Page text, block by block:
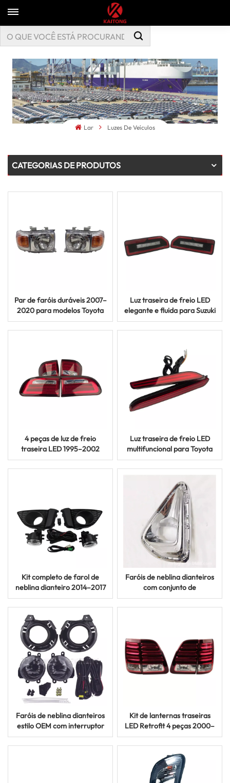
Lar Luzes De Veículos
CATEGORIAS DE PRODUTOS
Par de faróis duráveis ​​2007–
2020 para modelos Toyota
Land Cruiser LC70 LC71
LC76 LC79
Luz traseira de freio LED
elegante e fluida para Suzuki
Jimny JB64 JB74 2019 2020
4 peças de luz de freio
traseira LED 1995–2002
para luzes de seta Mitsubishi
Delica L400
Luz traseira de freio LED
multifuncional para Toyota
SUV Camry RAV4 Alphard
Harrier
Kit completo de farol de
neblina dianteiro 2014–2017
para Honda Fit Jazz com
interruptor de fiação
Faróis de neblina dianteiros
com conjunto de
interruptores 2018–2020
para modelos Toyota Corolla
Faróis de neblina dianteiros
estilo OEM com interruptor
2015–2017 para Toyota
Corolla Axio Fielder
Kit de lanternas traseiras
LED Retrofit 4 peças 2000–
2005 para Toyota Land
Cruiser FJ100